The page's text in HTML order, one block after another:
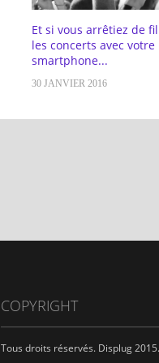
Et si vous arrêtiez de
les concerts avec votre
smartphone...
30 JANVIER 2016
COPYRIGHT
Tous droits réservés. Displug 2015.